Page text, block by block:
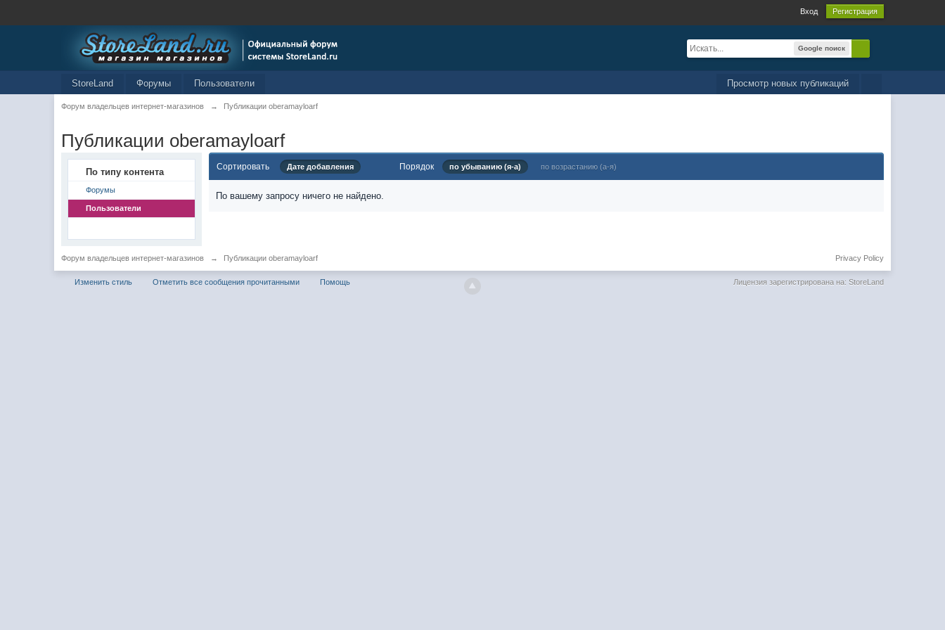
Вход Регистрация
Google поиск
Просмотр новых публикаций
StoreLand Форумы Пользователи
Форум владельцев интернет-магазинов → Публикации oberamayloarf
Публикации oberamayloarf
По типу контента
Форумы
Пользователи
Сортировать Дате добавления Порядок по убыванию (я-а) по возрастанию (а-я)
По вашему запросу ничего не найдено.
Форум владельцев интернет-магазинов → Публикации oberamayloarf Privacy Policy
Изменить стиль Отметить все сообщения прочитанными Помощь Лицензия зарегистрирована на: StoreLand